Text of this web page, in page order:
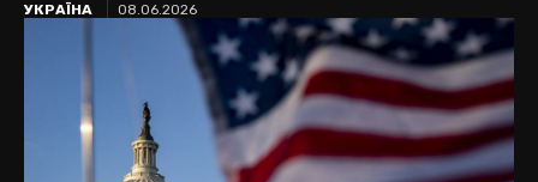
УКРАЇНА 08.06.2026